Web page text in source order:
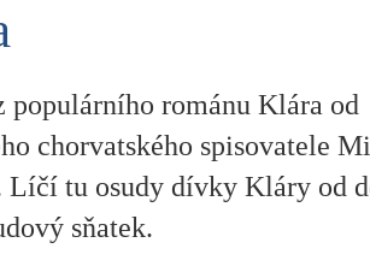
populárního románu Klára od
chorvatského spisovatele
Líčí tu osudy dívky Kláry od
sňatek.